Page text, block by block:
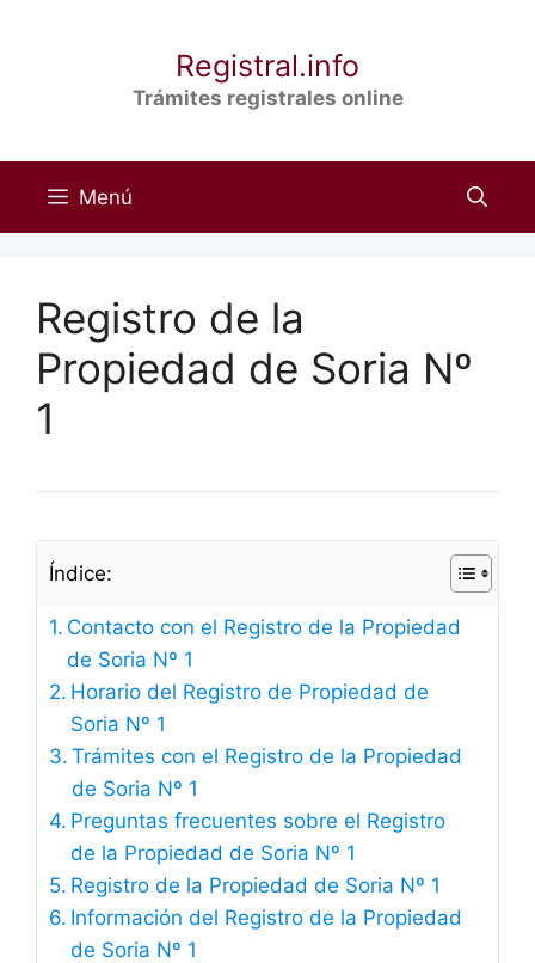
Registral.info
Trámites registrales online
Menú
Registro de la
Propiedad de Soria Nº
1
Índice:
Contacto con el Registro de la Propiedad
de Soria Nº 1
Horario del Registro de Propiedad de
Soria Nº 1
Trámites con el Registro de la Propiedad
de Soria Nº 1
Preguntas frecuentes sobre el Registro
de la Propiedad de Soria Nº 1
Registro de la Propiedad de Soria Nº 1
Información del Registro de la Propiedad
de Soria Nº 1